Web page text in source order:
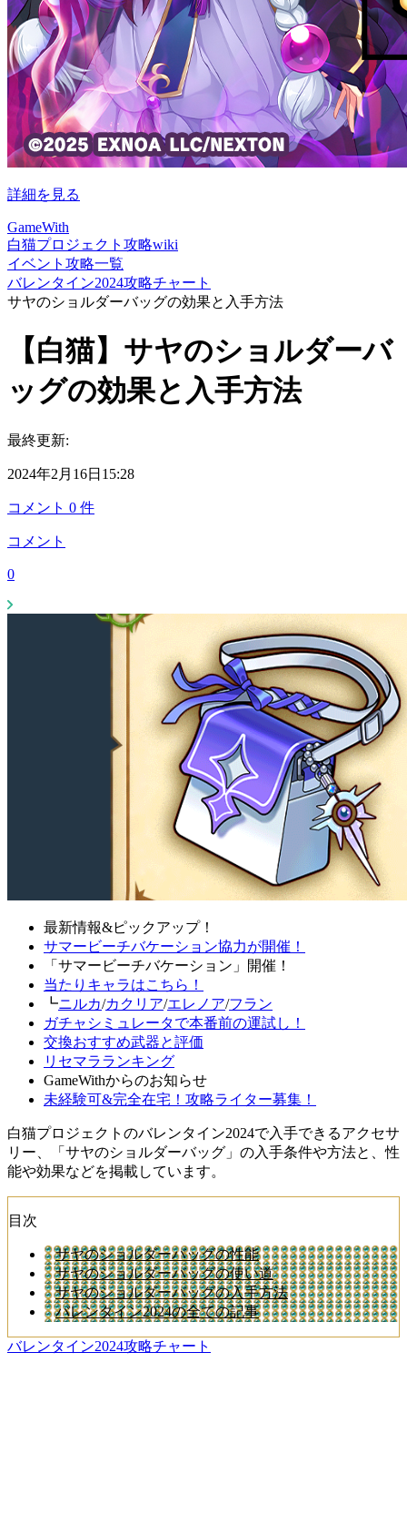
詳細を見る
GameWith
白猫プロジェクト攻略wiki
イベント攻略一覧
バレンタイン2024攻略チャート
サヤのショルダーバッグの効果と入手方法
【白猫】サヤのショルダーバ
ッグの効果と入手方法
最終更新:
2024年2月16日15:28
コメント 0 件
コメント
0
最新情報&ピックアップ！
サマービーチバケーション協力が開催！
「サマービーチバケーション」開催！
当たりキャラはこちら！
┗ニルカ/カクリア/エレノア/フラン
ガチャシミュレータで本番前の運試し！
交換おすすめ武器と評価
リセマラランキング
GameWithからのお知らせ
未経験可&完全在宅！攻略ライター募集！
白猫プロジェクトのバレンタイン2024で入手できるアクセサ
リー、「サヤのショルダーバッグ」の入手条件や方法と、性
能や効果などを掲載しています。
目次
サヤのショルダーバッグの性能
サヤのショルダーバッグの使い道
サヤのショルダーバッグの入手方法
バレンタイン2024の全ての記事
バレンタイン2024攻略チャート